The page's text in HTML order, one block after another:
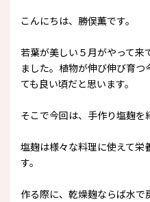
こんにちは、勝俣薫です。
若葉が美しい５月がやって来
ました。植物が伸び伸び育
ても良い頃だと思います。
そこで今回は、手作り塩麹を
塩麹は様々な料理に使えて栄
す。
作る際に、乾燥麹ならば水